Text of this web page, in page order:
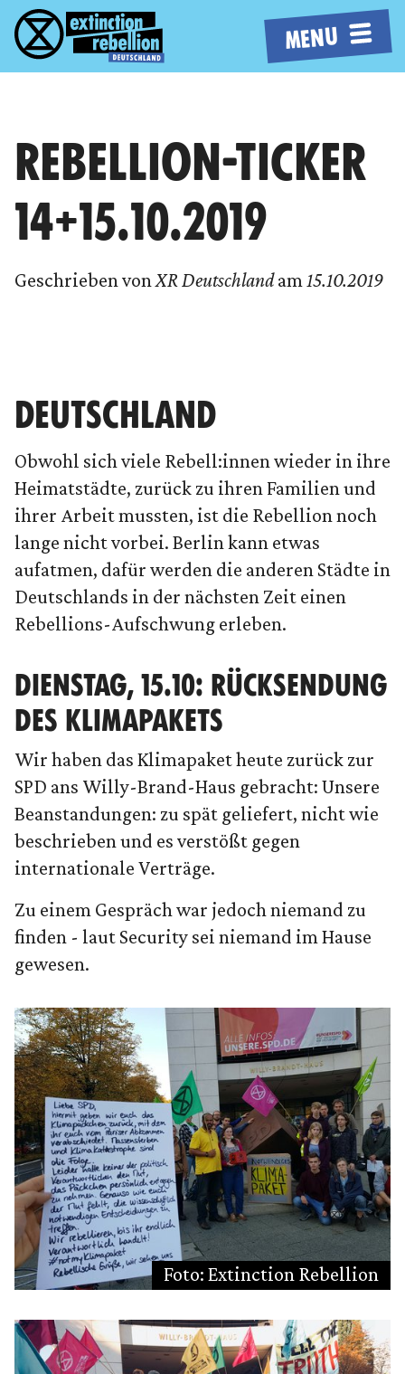
MENU
REBELLION-TICKER
14+15.10.2019
Geschrieben von XR Deutschlandam 15.10.2019
DEUTSCHLAND
Obwohl sich viele Rebell:innen wieder in ihre
Heimatstädte, zurück zu ihren Familien und
ihrer Arbeit mussten, ist die Rebellion noch
lange nicht vorbei. Berlin kann etwas
aufatmen, dafür werden die anderen Städte in
Deutschlands in der nächsten Zeit einen
Rebellions-Aufschwung erleben.
DIENSTAG, 15.10: RÜCKSENDUNG
DES KLIMAPAKETS
Wir haben das Klimapaket heute zurück zur
SPD ans Willy-Brand-Haus gebracht: Unsere
Beanstandungen: zu spät geliefert, nicht wie
beschrieben und es verstößt gegen
internationale Verträge.
Zu einem Gespräch war jedoch niemand zu
finden - laut Security sei niemand im Hause
gewesen.
Foto: Extinction Rebellion